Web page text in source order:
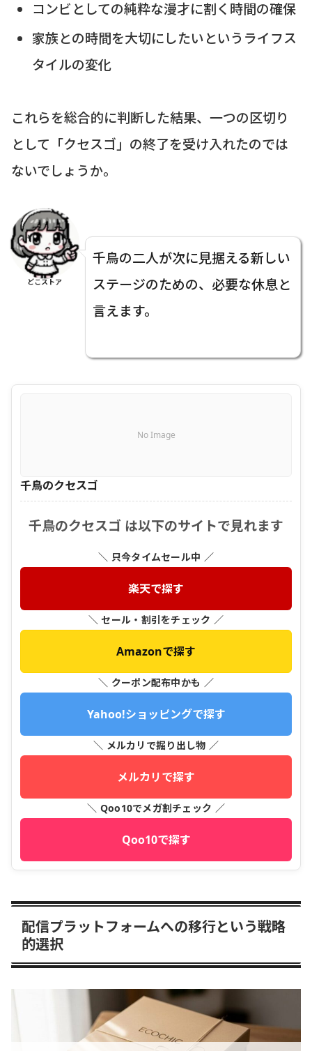
コンビとしての純粋な漫才に割く時間の確保
家族との時間を大切にしたいというライフス
タイルの変化
これらを総合的に判断した結果、一つの区切り
として「クセスゴ」の終了を受け入れたのでは
ないでしょうか。
どこストア
千鳥の二人が次に見据える新しい
ステージのための、必要な休息と
言えます。
No Image
千鳥のクセスゴ
千鳥のクセスゴ は以下のサイトで見れます
＼ 只今タイムセール中 ／
楽天で探す
＼ セール・割引をチェック ／
Amazonで探す
＼ クーポン配布中かも ／
Yahoo!ショッピングで探す
＼ メルカリで掘り出し物 ／
メルカリで探す
＼ Qoo10でメガ割チェック ／
Qoo10で探す
配信プラットフォームへの移行という戦略
的選択